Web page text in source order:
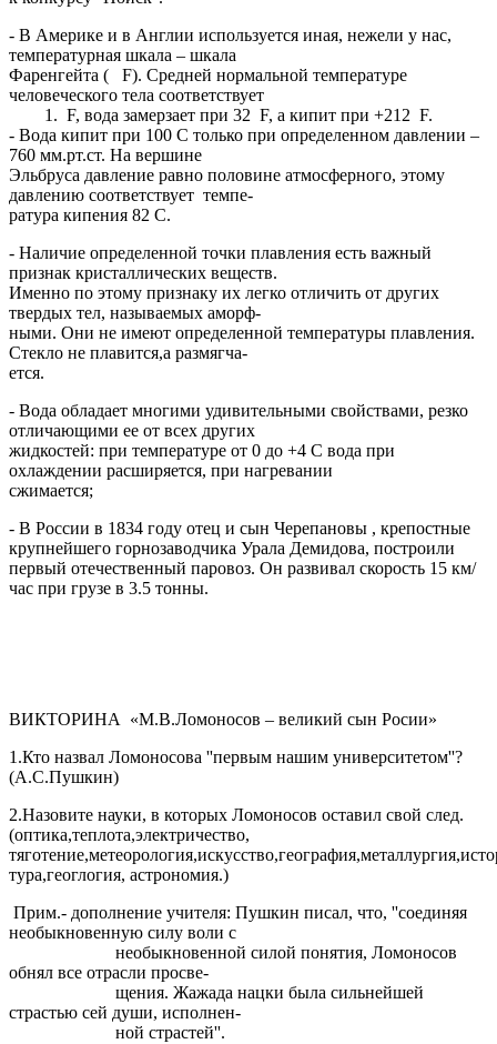
- В Америке и в Англии используется иная, нежели у нас,
температурная шкала – шкала
Фаренгейта ( F). Средней нормальной температуре
человеческого тела соответствует
F, вода замерзает при 32 F, а кипит при +212 F.
- Вода кипит при 100 С только при определенном давлении –
760 мм.рт.ст. На вершине
Эльбруса давление равно половине атмосферного, этому
давлению соответствует темпе-
ратура кипения 82 С.
- Наличие определенной точки плавления есть важный
признак кристаллических веществ.
Именно по этому признаку их легко отличить от других
твердых тел, называемых аморф-
ными. Они не имеют определенной температуры плавления.
Стекло не плавится,а размягча-
ется.
- Вода обладает многими удивительными свойствами, резко
отличающими ее от всех других
жидкостей: при температуре от 0 до +4 С вода при
охлаждении расширяется, при нагревании
сжимается;
- В России в 1834 году отец и сын Черепановы , крепостные
крупнейшего горнозаводчика Урала Демидова, построили
первый отечественный паровоз. Он развивал скорость 15 км/
час при грузе в 3.5 тонны.
ВИКТОРИНА «М.В.Ломоносов – великий сын Росии»
1.Кто назвал Ломоносова ''первым нашим университетом''?
(А.С.Пушкин)
2.Назовите науки, в которых Ломоносов оставил свой след.
(оптика,теплота,электричество,
тура,геоглогия, астрономия.)
Прим.- дополнение учителя: Пушкин писал, что, ''соединяя
необыкновенную силу воли с
необыкновенной силой понятия, Ломоносов
обнял все отрасли просве-
щения. Жажада нацки была сильнейшей
страстью сей души, исполнен-
ной страстей''.